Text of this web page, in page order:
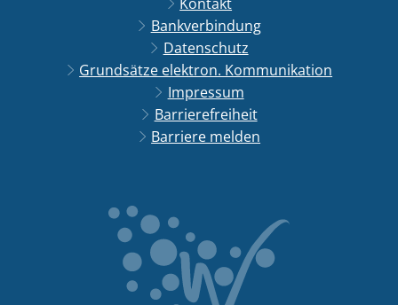
Bankverbindung
Datenschutz
Grundsätze elektron. Kommunikation
Impressum
Barrierefreiheit
Barriere melden